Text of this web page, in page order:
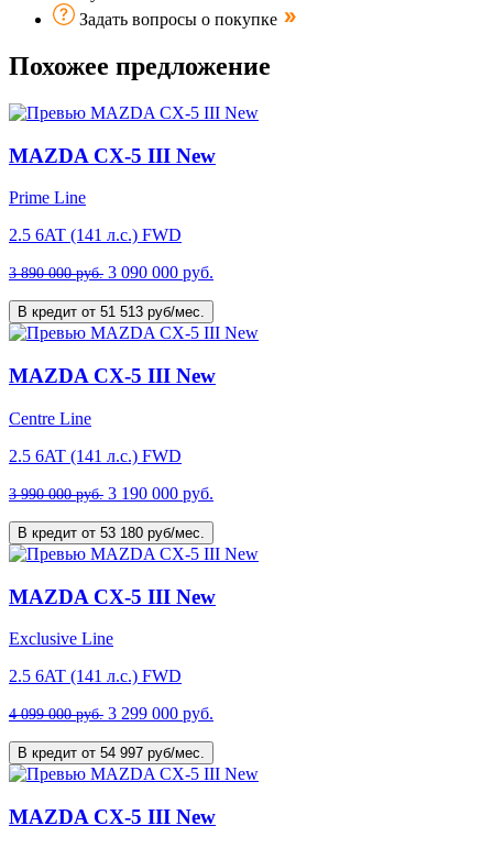
Задать вопросы о покупке
Похожее предложение
MAZDA CX-5 III New
Prime Line
2.5 6AT (141 л.с.) FWD
3 890 000 руб. 3 090 000 руб.
В кредит от 51 513 руб/мес.
MAZDA CX-5 III New
Centre Line
2.5 6AT (141 л.с.) FWD
3 990 000 руб. 3 190 000 руб.
В кредит от 53 180 руб/мес.
MAZDA CX-5 III New
Exclusive Line
2.5 6AT (141 л.с.) FWD
4 099 000 руб. 3 299 000 руб.
В кредит от 54 997 руб/мес.
MAZDA CX-5 III New